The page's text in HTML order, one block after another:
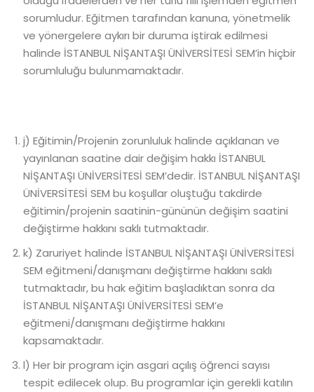
sorumludur. Eğitmen tarafından kanuna, yönetmelik
ve yönergelere aykırı bir duruma iştirak edilmesi
halinde İSTANBUL NİŞANTAŞI ÜNİVERSİTESİ SEM’in hiçbir
sorumluluğu bulunmamaktadır.
j) Eğitimin/Projenin zorunluluk halinde açıklanan ve
yayınlanan saatine dair değişim hakkı İSTANBUL
NİŞANTAŞI ÜNİVERSİTESİ SEM’dedir. İSTANBUL NİŞANTAŞI
ÜNİVERSİTESİ SEM bu koşullar oluştuğu takdirde
eğitimin/projenin saatinin-gününün değişim saatini
değiştirme hakkını saklı tutmaktadır.
k) Zaruriyet halinde İSTANBUL NİŞANTAŞI ÜNİVERSİTESİ
SEM eğitmeni/danışmanı değiştirme hakkını saklı
tutmaktadır, bu hak eğitim başladıktan sonra da
İSTANBUL NİŞANTAŞI ÜNİVERSİTESİ SEM’e
eğitmeni/danışmanı değiştirme hakkını
kapsamaktadır.
l) Her bir program için asgari açılış öğrenci sayısı
tespit edilecek olup. Bu programlar için gerekli katılın